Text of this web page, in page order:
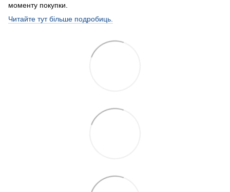
моменту покупки.
Читайте тут більше подробиць.